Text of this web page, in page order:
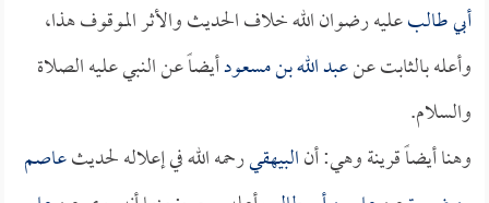
أبي طالبعليه رضوان الله خلاف الحديث والأثر الموقوف هذا،
وأعله بالثابت عنعبد الله بن مسعودأيضاً عن النبي عليه الصلاة
والسلام.
وهنا أيضاً قرينة وهي: أنالبيهقيرحمه الله في إعلاله لحديثعاصم